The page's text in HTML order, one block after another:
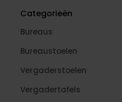
Categorieën
Bureaus
Bureaustoelen
Vergaderstoelen
Vergadertafels